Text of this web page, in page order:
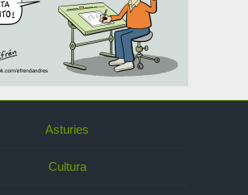
Asturies
Cultura